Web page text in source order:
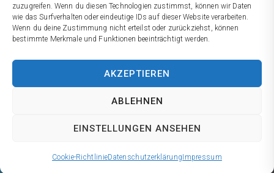
zuzugreifen. Wenn du diesen Technologien zustimmst, können wir Daten
wie das Surfverhalten oder eindeutige IDs auf dieser Website verarbeiten.
Wenn du deine Zustimmung nicht erteilst oder zurückziehst, können
bestimmte Merkmale und Funktionen beeinträchtigt werden.
AKZEPTIEREN
ABLEHNEN
EINSTELLUNGEN ANSEHEN
Cookie-RichtlinieDatenschutzerklärung Impressum
Download
+49 (89) 381 53 11 0
Download Impressum
Erklärung zum Datenschutz